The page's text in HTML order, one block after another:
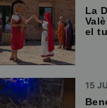
La
el
15